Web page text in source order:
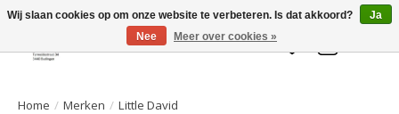
Welkom bij de Gelaarsde KAT
Verlanglijst
Home / Merken / Little David
Wij slaan cookies op om onze website te verbeteren. Is dat akkoord?
Ja
Nee
Meer over cookies »